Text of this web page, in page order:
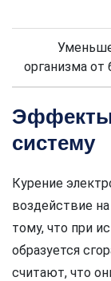
организма от
систему
Курение
воздействие
тому, что при
образуется
считают, что